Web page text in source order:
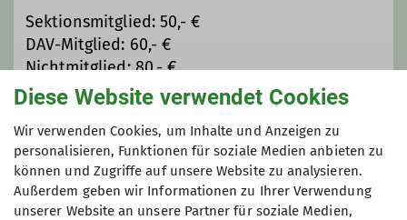
Sektionsmitglied: 50,- €
DAV-Mitglied: 60,- €
Nichtmitglied: 80,- €
Maximale Teilnehmeranzahl
8
Diese Website verwendet Cookies
Wir verwenden Cookies, um Inhalte und Anzeigen zu
personalisieren, Funktionen für soziale Medien anbieten zu
können und Zugriffe auf unsere Website zu analysieren.
Außerdem geben wir Informationen zu Ihrer Verwendung
unserer Website an unsere Partner für soziale Medien,